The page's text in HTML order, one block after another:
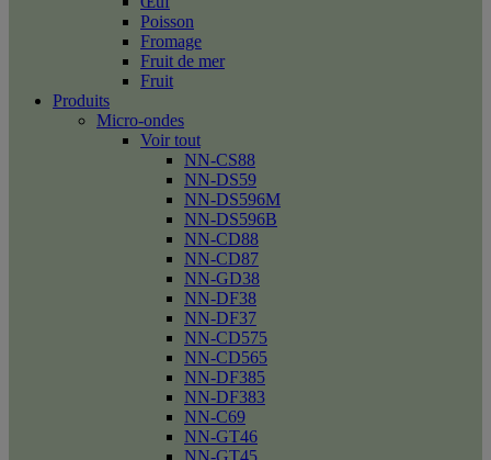
Poisson
Fromage
Fruit de mer
Fruit
Produits
Micro-ondes
Voir tout
NN-CS88
NN-DS59
NN-DS596M
NN-DS596B
NN-CD88
NN-CD87
NN-GD38
NN-DF38
NN-DF37
NN-CD575
NN-CD565
NN-DF385
NN-DF383
NN-C69
NN-GT46
NN-GT45